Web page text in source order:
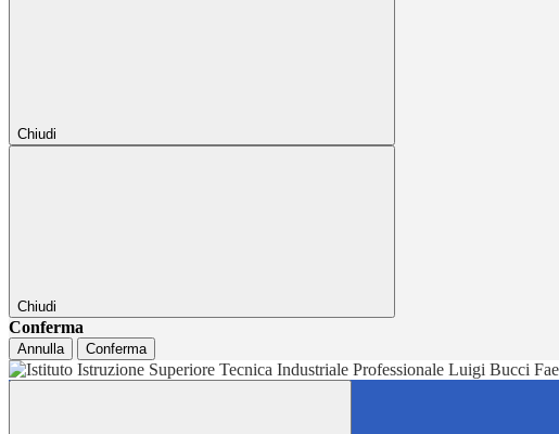
Chiudi
Chiudi
Conferma
Annulla Conferma